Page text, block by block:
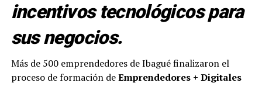
incentivos tecnológicos para
sus negocios.
Más de 500 emprendedores de Ibagué finalizaron el
proceso de formación deEmprendedores + Digitales